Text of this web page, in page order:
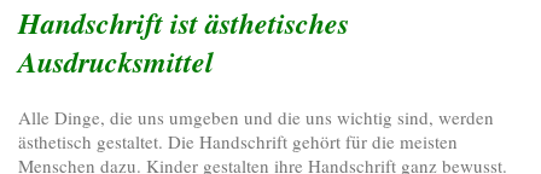
Handschrift ist ästhetisches
Ausdrucksmittel
Alle Dinge, die uns umgeben und die uns wichtig sind, werden
ästhetisch gestaltet. Die Handschrift gehört für die meisten
Menschen dazu. Kinder gestalten ihre Handschrift ganz bewusst.